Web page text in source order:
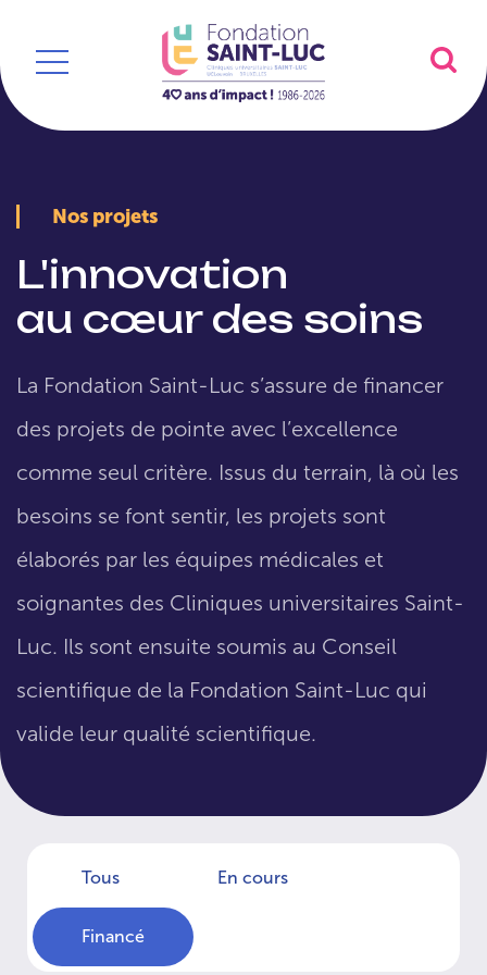
Nos projets
L'innovation
au cœur des soins
La Fondation Saint-Luc s’assure de financer
des projets de pointe avec l’excellence
comme seul critère. Issus du terrain, là où les
besoins se font sentir, les projets sont
élaborés par les équipes médicales et
soignantes des Cliniques universitaires Saint-
Luc. Ils sont ensuite soumis au Conseil
scientifique de la Fondation Saint-Luc qui
valide leur qualité scientifique.
Tous En cours
Financé